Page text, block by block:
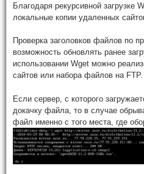
Благодаря рекурсивной загрузке
локальные копии удаленных
Проверка заголовков файлов по
возможность обновлять ранее
использовании Wget можно
сайтов или набора файлов на FTP.
Если сервер, с которого
докачку файла, то в случае
файл именно с того места, где